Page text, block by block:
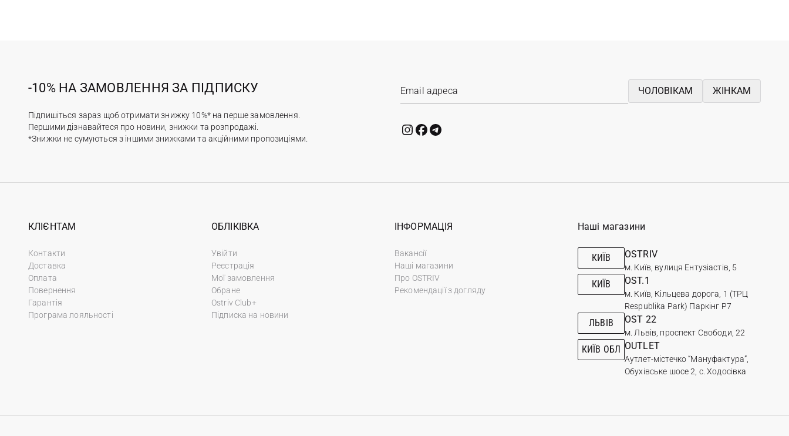
-10% НА ЗАМОВЛЕННЯ ЗА ПІДПИСКУ
Підпишіться зараз щоб отримати знижку 10%* на перше замовлення.
Першими дізнавайтеся про новини, знижки та розпродажі.
*Знижки не сумуються з іншими знижками та акційними пропозиціями.
ЧОЛОВІКАМ ЖІНКАМ
КЛІЄНТАМ
Контакти
Доставка
Оплата
Повернення
Гарантія
Програма лояльності
ОБЛІКІВКА
Увійти
Реєстрація
Мої замовлення
Обране
Ostriv Club+
Підписка на новини
ІНФОРМАЦІЯ
Вакансії
Наші магазини
Про OSTRIV
Рекомендації з догляду
Наші магазини
КИЇВ OSTRIV
м. Київ, вулиця Ентузіастів, 5
КИЇВ OST.1
м. Київ, Кільцева дорога, 1 (ТРЦ
Respublika Park) Паркінг Р7
ЛЬВІВ OST 22
м. Львів, проспект Свободи, 22
КИЇВ ОБЛ OUTLET
Аутлет-містечко “Мануфактура”,
Обухівське шосе 2, с. Ходосівка